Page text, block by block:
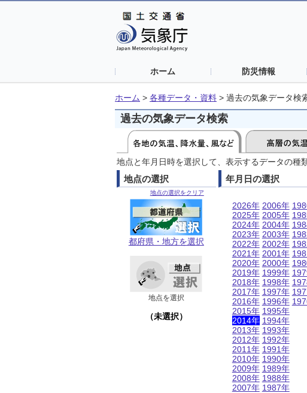
ホーム 防災情報
ホーム > 各種データ・資料 > 過去の気象データ検
過去の気象データ検索
地点と年月日時を選択して、表示するデータの種
地点の選択
地点の選択をクリア
都府県・地方を選択
地点を選択
（未選択）
年月日の選択
2026年
2025年
2024年
2023年
2022年
2021年
2020年
2019年
2018年
2017年
2016年
2015年
2014年
2013年
2012年
2011年
2010年
2009年
2008年
2007年
2006年
2005年
2004年
2003年
2002年
2001年
2000年
1999年
1998年
1997年
1996年
1995年
1994年
1993年
1992年
1991年
1990年
1989年
1988年
1987年